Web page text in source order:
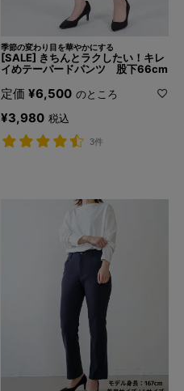
季節の変わり目を華やかにする
[SALE] きちんとラクしたい！キレ
イめテーパードパンツ 股下66cm
定価 ¥6,500 のところ
¥3,980 税込
3件